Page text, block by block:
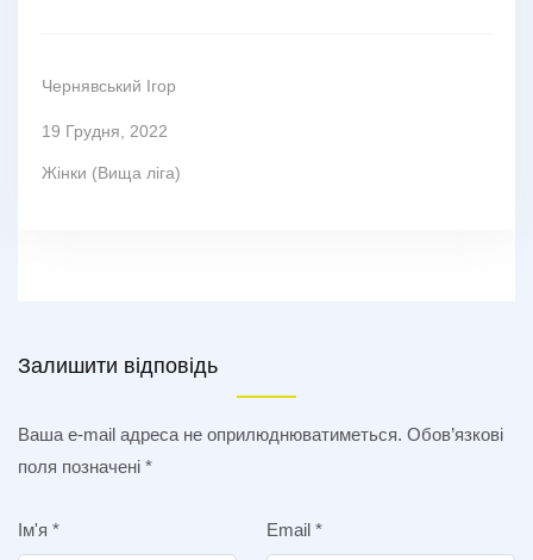
Чернявський Ігор
19 Грудня, 2022
Жінки (Вища ліга)
Залишити відповідь
Ваша e-mail адреса не оприлюднюватиметься. Обов’язкові
поля позначені *
Ім'я * Email *